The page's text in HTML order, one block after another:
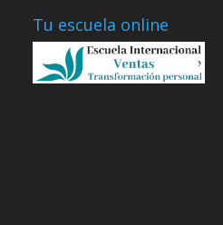
Tu escuela online